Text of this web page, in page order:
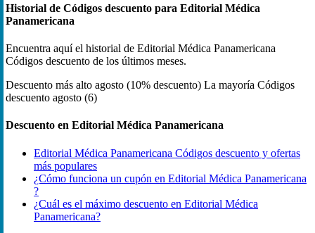
Historial de Códigos descuento para Editorial Médica
Panamericana
Encuentra aquí el historial de Editorial Médica Panamericana
Códigos descuento de los últimos meses.
Descuento más alto agosto (10% descuento) La mayoría Códigos
descuento agosto (6)
Descuento en Editorial Médica Panamericana
Editorial Médica Panamericana Códigos descuento y ofertas
más populares
¿Cómo funciona un cupón en Editorial Médica Panamericana
?
¿Cuál es el máximo descuento en Editorial Médica
Panamericana?